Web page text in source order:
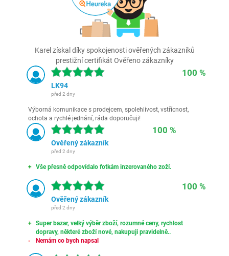
Karel získal díky spokojenosti ověřených zákazníků
prestižní certifikát Ověřeno zákazníky
100 %
LK94
před 2 dny
Výborná komunikace s prodejcem, spolehlivost, vstřícnost,
ochota a rychlé jednání, ráda doporučuji!
100 %
Ověřený zákazník
před 2 dny
Vše přesně odpovídalo fotkám inzerovaného zoží.
100 %
Ověřený zákazník
před 2 dny
Super bazar, velký výběr zboží, rozumné ceny, rychlost
dopravy, některé zboží nové, nakupuji pravidelně..
Nemám co bych napsal